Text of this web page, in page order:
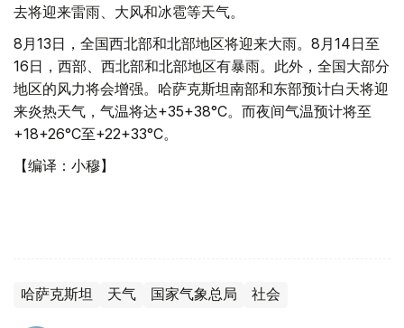
去将迎来雷雨、大风和冰雹等天气。
8月13日，全国西北部和北部地区将迎来大雨。8月14日至
16日，西部、西北部和北部地区有暴雨。此外，全国大部分
地区的风力将会增强。哈萨克斯坦南部和东部预计白天将迎
来炎热天气，气温将达+35+38°C。而夜间气温预计将至
+18+26°C至+22+33°C。
【编译：小穆】
哈萨克斯坦 天气 国家气象总局 社会